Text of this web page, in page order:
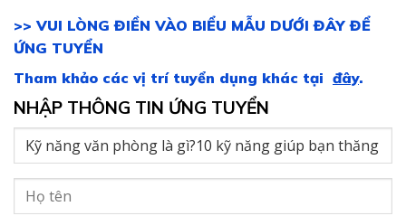
>> VUI LÒNG ĐIỀN VÀO BIỂU MẪU DƯỚI ĐÂY ĐỂ
ỨNG TUYỂN
Tham khảo các vị trí tuyển dụng khác tại đây.
NHẬP THÔNG TIN ỨNG TUYỂN